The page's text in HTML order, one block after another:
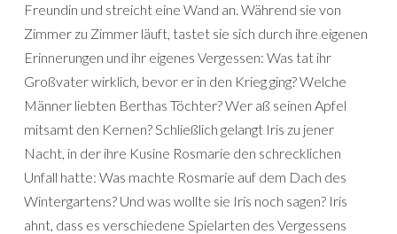
Freundin und streicht eine Wand an. Während sie von
Zimmer zu Zimmer läuft, tastet sie sich durch ihre eigenen
Erinnerungen und ihr eigenes Vergessen: Was tat ihr
Großvater wirklich, bevor er in den Krieg ging? Welche
Männer liebten Berthas Töchter? Wer aß seinen Apfel
mitsamt den Kernen? Schließlich gelangt Iris zu jener
Nacht, in der ihre Kusine Rosmarie den schrecklichen
Unfall hatte: Was machte Rosmarie auf dem Dach des
Wintergartens? Und was wollte sie Iris noch sagen? Iris
ahnt, dass es verschiedene Spielarten des Vergessens